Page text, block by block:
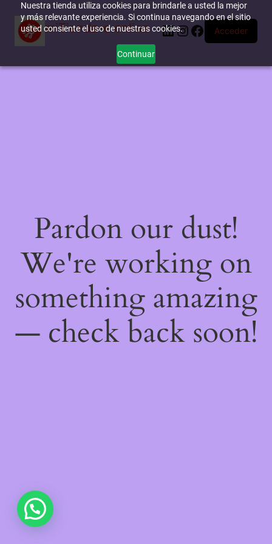
Nuestra tienda utiliza cookies para brindarle a usted la mejor
y más relevante experiencia. Si continua navegando en el sitio
usted consiente el uso de nuestras cookies.
Continuar
miTienda-e.online LinkedIn
Instagram
Facebook
Acceder
Pardon our dust!
We're working on
something amazing
— check back soon!